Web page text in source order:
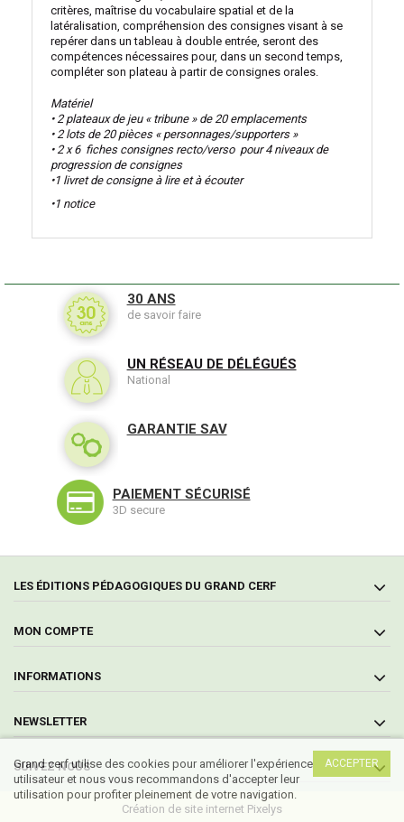
critères, maîtrise du vocabulaire spatial et de la
latéralisation, compréhension des consignes visant à se
repérer dans un tableau à double entrée, seront des
compétences nécessaires pour, dans un second temps,
compléter son plateau à partir de consignes orales.
Matériel
• 2 plateaux de jeu « tribune » de 20 emplacements
• 2 lots de 20 pièces « personnages/supporters »
• 2 x 6 fiches consignes recto/verso pour 4 niveaux de
progression de consignes
•1 livret de consigne à lire et à écouter
•1 notice
30 ANS
de savoir faire
UN RÉSEAU DE DÉLÉGUÉS
National
GARANTIE SAV
PAIEMENT SÉCURISÉ
3D secure
LES ÉDITIONS PÉDAGOGIQUES DU GRAND CERF
MON COMPTE
INFORMATIONS
NEWSLETTER
SUIVEZ NOUS
Création de site internet Pixelys
ACCEPTER
Grand cerf utilise des cookies pour améliorer l'expérience
utilisateur et nous vous recommandons d'accepter leur
utilisation pour profiter pleinement de votre navigation.